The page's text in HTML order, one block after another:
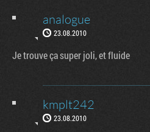
analogue
23.08.2010
Je trouve ça super joli, et fluide
kmplt242
23.08.2010